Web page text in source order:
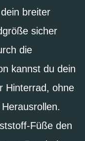
breiter
sicher
die
kannst du dein
Hinterrad, ohne
Füße den